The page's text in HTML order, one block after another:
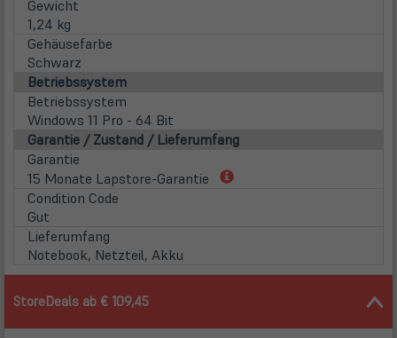
Gewicht
1,24 kg
Gehäusefarbe
Schwarz
Betriebssystem
Betriebssystem
Windows 11 Pro - 64 Bit
Garantie / Zustand / Lieferumfang
Garantie
15 Monate Lapstore-Garantie
(öffnet
Condition Code
Gut
Lieferumfang
Notebook, Netzteil, Akku
StoreDeals ab € 109,45